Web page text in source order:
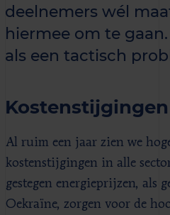
deelnemers wél
hiermee om te
als een tactisch
Kostenstijgingen
Al ruim een jaar zien we
kostenstijgingen in alle
gestegen energieprijzen, als
Oekraïne, zorgen voor de